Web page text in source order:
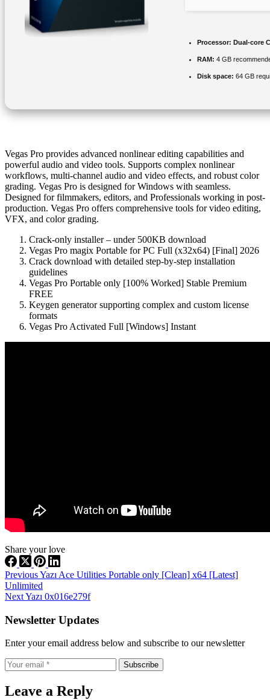
Processor: Dual-core
RAM: 4 GB
Disk space: 64 GB
Vegas Pro provides advanced nonlinear editing capabilities and
powerful audio and video tools. Supports complex nonlinear
workflows, multi-channel audio and video effects, and robust color
grading. Vegas Pro is designed for Windows with seamless.
Designed for filmmakers, editors, and Professionals working in post-
production. Vegas Pro offers comprehensive tools for video editing,
VFX, and color grading.
Crack-only installer – under 500KB download
Vegas Pro magix Portable for PC Full (x32x64) [Final] 2026
Crack download with detailed step-by-step installation
guidelines
Vegas Pro Portable only [100% Worked] Stable Premium
FREE
Keygen generator supporting complex and custom license
formats
Vegas Pro Activated Full [Windows] Instant
Share your love
PreviousYazı Ace Utilities Portable only [Clean] x64 [Latest]
Unlimited
NextYazı 0x016e279f
Newsletter Updates
Enter your email address below and subscribe to our newsletter
Subscribe
Leave a Reply